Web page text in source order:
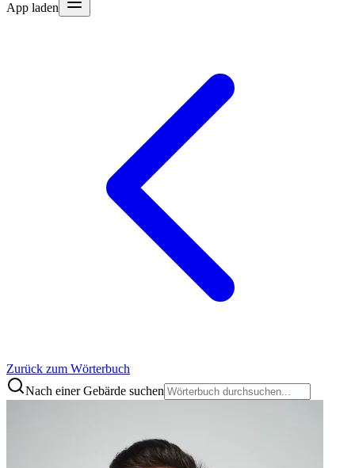
App laden
Zurück zum Wörterbuch
Nach einer Gebärde suchen